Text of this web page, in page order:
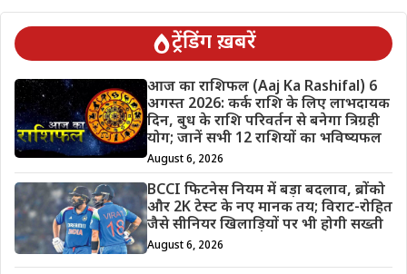
ट्रेंडिंग ख़बरें
आज का राशिफल (Aaj Ka Rashifal) 6
अगस्त 2026: कर्क राशि के लिए लाभदायक
दिन, बुध के राशि परिवर्तन से बनेगा त्रिग्रही
योग; जानें सभी 12 राशियों का भविष्यफल
August 6, 2026
BCCI फिटनेस नियम में बड़ा बदलाव, ब्रोंको
और 2K टेस्ट के नए मानक तय; विराट-रोहित
जैसे सीनियर खिलाड़ियों पर भी होगी सख्ती
August 6, 2026